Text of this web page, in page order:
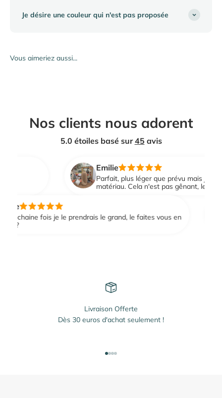
Je désire une couleur qui n'est pas proposée
Nos clients nous adorent
5.0 étoiles basé sur45 avis
Emilie
Parfait, plus léger que prévu mais j'imagine
matériau. Cela n'est pas gênant, le vase
fois je le prendrais le grand, le faites vous en
Livraison Offerte
Dès 30 euros d'achat seulement !